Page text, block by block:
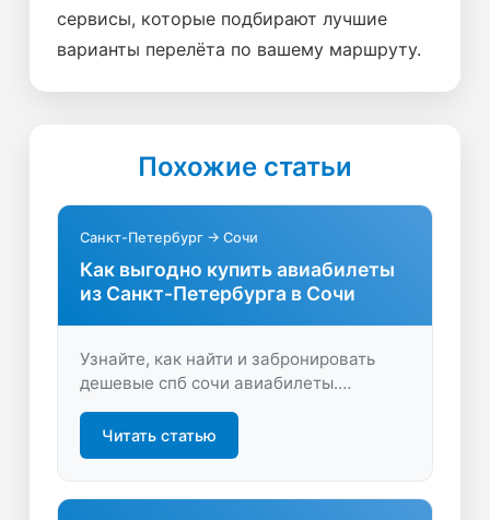
сервисы, которые подбирают лучшие
варианты перелёта по вашему маршруту.
Похожие статьи
Санкт-Петербург → Сочи
Как выгодно купить авиабилеты
из Санкт-Петербурга в Сочи
Узнайте, как найти и забронировать
дешевые спб сочи авиабилеты.
рейсы и экономьте на путешествии с
удобным поиском.
Читать статью